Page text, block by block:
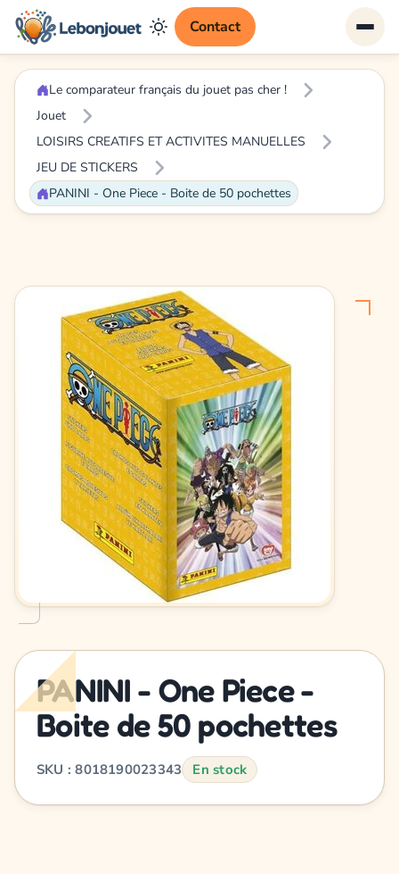
Contact
Le comparateur français du jouet pas cher !
Jouet
LOISIRS CREATIFS ET ACTIVITES MANUELLES
JEU DE STICKERS
PANINI - One Piece - Boite de 50 pochettes
PANINI - One Piece -
Boite de 50 pochettes
SKU : 8018190023343 En stock